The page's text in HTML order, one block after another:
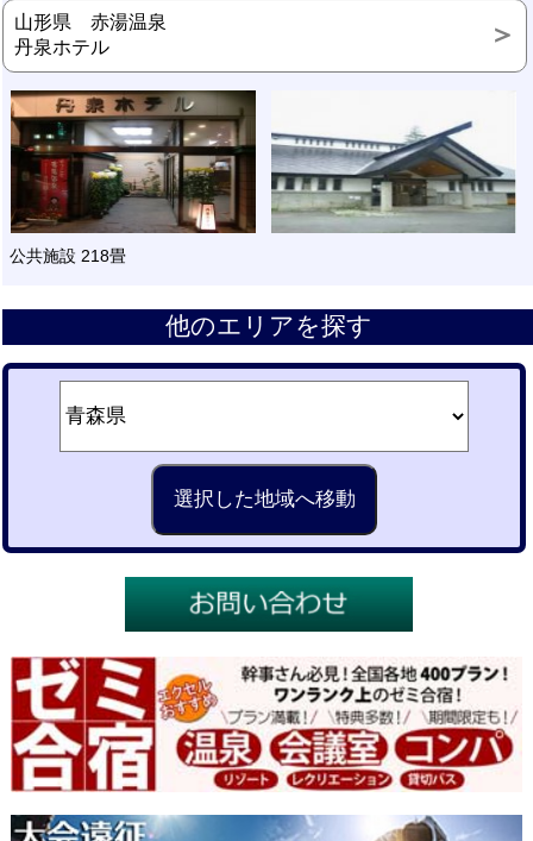
山形県 赤湯温泉
丹泉ホテル
公共施設 218畳
他のエリアを探す